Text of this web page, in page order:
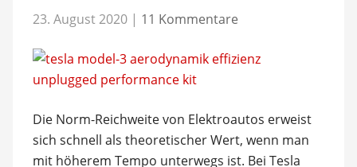
23. August 2020 | 11 Kommentare
Die Norm-Reichweite von Elektroautos erweist
sich schnell als theoretischer Wert, wenn man
mit höherem Tempo unterwegs ist. Bei Tesla